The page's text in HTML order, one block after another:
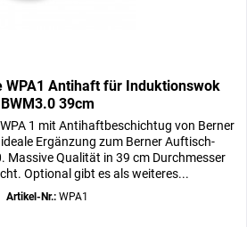
WPA1 Antihaft für Induktionswok
BWM3.0 39cm
1 mit Antihaftbeschichtug von Berner
Ergänzung zum Berner Auftisch-
Massive Qualität in 39 cm Durchmesser
Optional gibt es als weiteres...
Artikel-Nr.: WPA1